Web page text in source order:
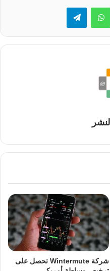
واتساب تيلقرام
شركة Wintermute تحصل على